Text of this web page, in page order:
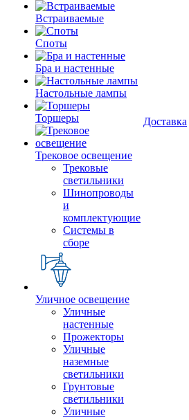
Встраиваемые
Споты
Бра и настенные
Настольные лампы
Торшеры
Трековое освещение
Трековые
светильники
Шинопроводы
и
комплектующие
Системы в
сборе
Уличное освещение
Уличные
настенные
Прожекторы
Уличные
наземные
светильники
Грунтовые
светильники
Уличные
Доставка